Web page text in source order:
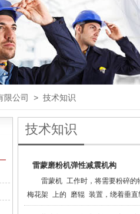
限公司 > 技术知识
技术知识
雷蒙磨粉机弹性减震机构
雷蒙机 工作时，将需要粉碎的
梅花架 上的 磨辊 装置，绕着垂